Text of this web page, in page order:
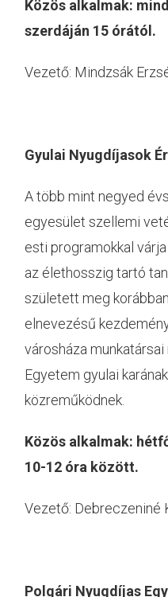
Közös alkalmak:
szerdáján 15 órától.
Vezető: Mindzsák
Gyulai Nyugdíjasok
A több mint negyed
egyesület szellemi
esti programokkal
az élethosszig tartó
született meg
elnevezésű
városháza
Egyetem gyulai
közreműködnek.
Közös alkalmak:
10-12 óra között.
Vezető: Debreczeniné
Polgári Nyugdíjas